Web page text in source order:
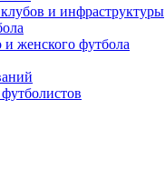
и инфраструктуры
женского футбола